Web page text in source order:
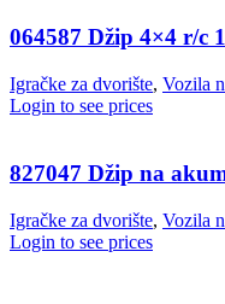
064587 Džip 4×4 r/c
Igračke za dvorište, Vozila
Login to see prices
827047 Džip na
Igračke za dvorište, Vozila
Login to see prices